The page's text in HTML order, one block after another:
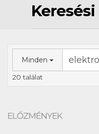
Keresési
Minden
20 találat
ELŐZMÉNYEK